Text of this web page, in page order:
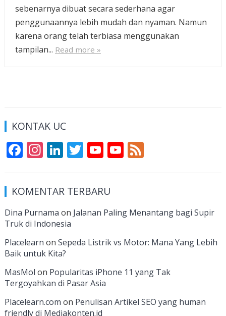
sebenarnya dibuat secara sederhana agar
penggunaannya lebih mudah dan nyaman. Namun
karena orang telah terbiasa menggunakan
tampilan... Read more »
KONTAK UC
F
e
b
o
o
k
In
a
gr
a
m
Li
k
e
dI
n
T
itt
er
Y
u
T
u
e
Y
u
e
h
a
n
F
KOMENTAR TERBARU
Dina Purnama on Jalanan Paling Menantang bagi Supir
Truk di Indonesia
Placelearn on Sepeda Listrik vs Motor: Mana Yang Lebih
Baik untuk Kita?
MasMol on Popularitas iPhone 11 yang Tak
Tergoyahkan di Pasar Asia
Placelearn.com on Penulisan Artikel SEO yang human
friendly di Mediakonten.id